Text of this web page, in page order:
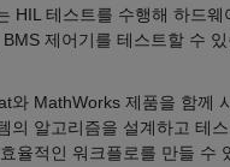
HIL 테스트를 수행해 하드웨
제어기를 테스트할 수 있
와 MathWorks 제품을 함께
의 알고리즘을 설계하고 테
율적인 워크플로를 만들 수